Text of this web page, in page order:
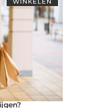
WINKELEN